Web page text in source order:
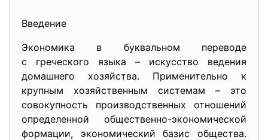
Введение
Экономика в буквальном переводе
с греческого языка – искусство ведения
домашнего хозяйства. Применительно к
крупным хозяйственным системам – это
совокупность производственных отношений
определенной общественно-экономической
формации, экономический базис общества.